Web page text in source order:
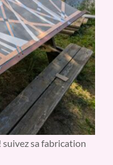
suivez sa fabrication